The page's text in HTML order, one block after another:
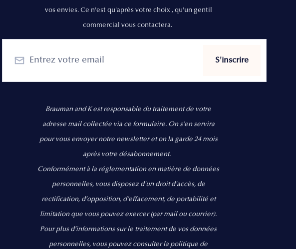
vos envies. Ce n'est qu'après votre choix , qu'un gentil
commercial vous contactera.
Brauman and K est responsable du traitement de votre
adresse mail collectée via ce formulaire. On s’en servira
pour vous envoyer notre newsletter et on la garde 24 mois
après votre désabonnement.
Conformément à la réglementation en matière de données
personnelles, vous disposez d'un droit d'accès, de
rectification, d’opposition, d’effacement, de portabilité et
limitation que vous pouvez exercer(par mail ou courrier).
Pour plus d’informations sur le traitement de vos données
personnelles, vous pouvez consulter la politique de